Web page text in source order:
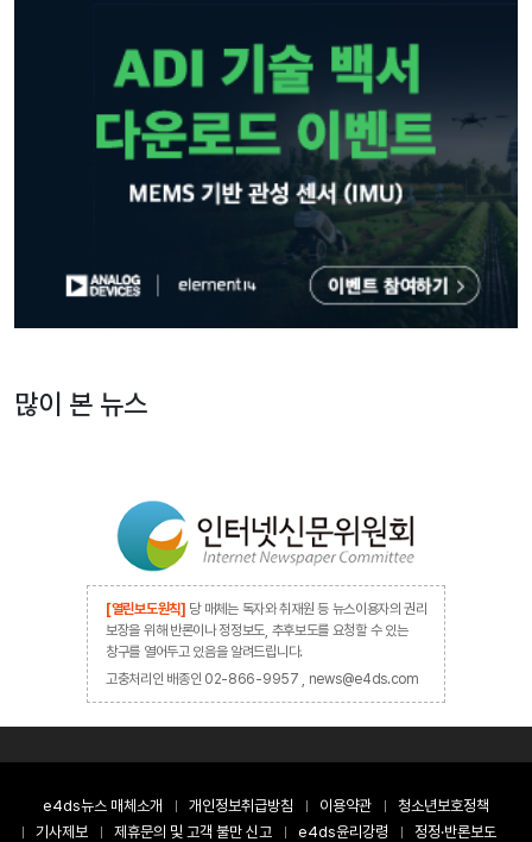
많이 본 뉴스
[열린보도원칙] 당 매체는 독자와 취재원 등 뉴스이용자의 권리
보장을 위해 반론이나 정정보도, 추후보도를 요청할 수 있는
창구를 열어두고 있음을 알려드립니다.
고충처리인 배종인 02-866-9957 , news@e4ds.com
e4ds뉴스 매체소개 개인정보취급방침 이용약관
청소년보호정책
기사제보
제휴문의 및 고객 불만 신고 e4ds윤리강령 정정·반론보도